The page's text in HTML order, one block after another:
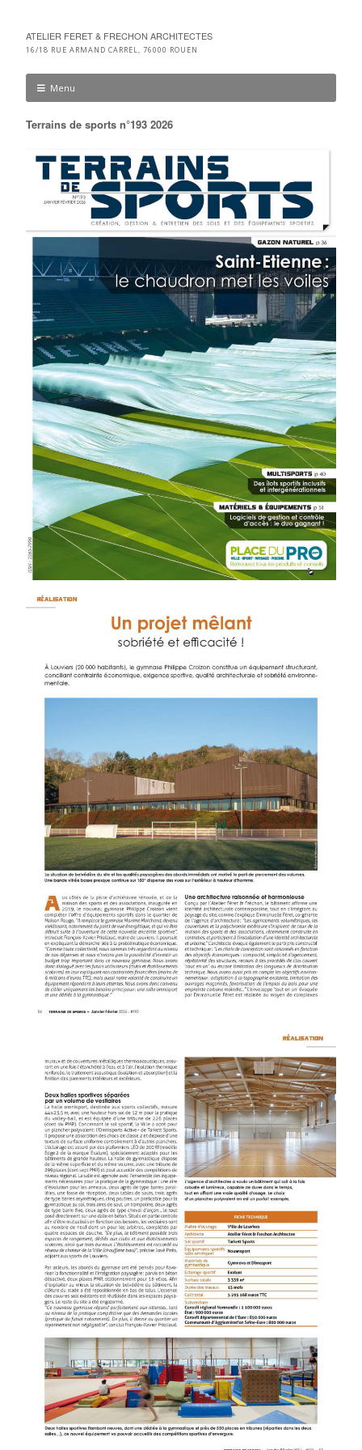
ATELIER FERET & FRECHON ARCHITECTES
16/18 RUE ARMAND CARREL, 76000 ROUEN
Menu
Terrains de sports n°193 2026